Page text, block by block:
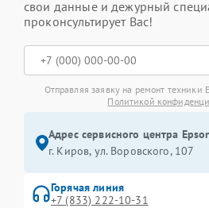
свои данные и дежурный
проконсультирует Вас!
Отправляя заявку на ремонт техники
Политикой
Адрес сервисного центра
г. Киров, ул. Воровского, 107
Горячая линия
+7 (833) 222-10-31